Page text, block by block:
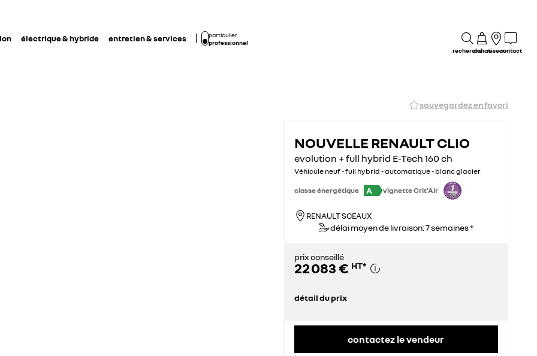
électrique & hybride entretien & services
particulier
professionnel
rechercheachatréseaucontact
sauvegardez en favori
NOUVELLE RENAULT CLIO
evolution + full hybrid E-Tech 160 ch
Véhicule neuf - full hybrid - automatique - blanc glacier
classe énergétique A vignette Crit'Air
RENAULT SCEAUX
délai moyen de livraison: 7 semaines *
prix conseillé
22 083 € HT*
détail du prix
contactez le vendeur